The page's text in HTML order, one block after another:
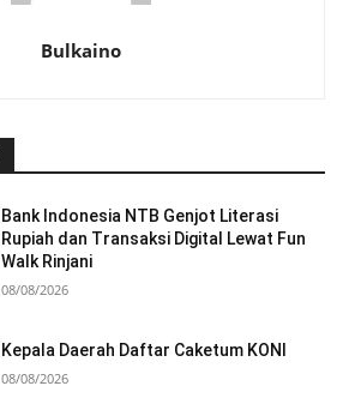
Bulkaino
Bank Indonesia NTB Genjot Literasi
Rupiah dan Transaksi Digital Lewat Fun
Walk Rinjani
08/08/2026
Kepala Daerah Daftar Caketum KONI
08/08/2026